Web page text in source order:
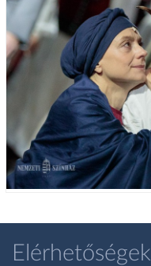
Elérhetőségek